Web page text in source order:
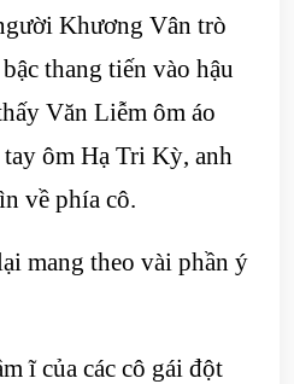
Khương Vân trò
thang tiến vào hậu
Văn Liễm ôm áo
ôm Hạ Tri Kỳ, anh
về phía cô.
mang theo vài phần ý
ĩ của các cô gái đột